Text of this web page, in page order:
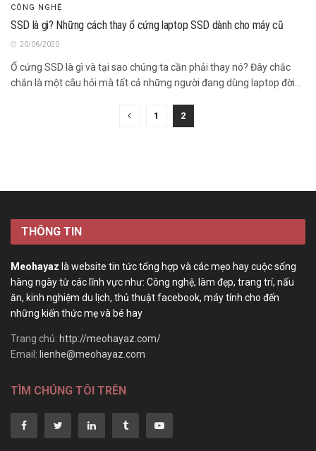
CÔNG NGHỆ
SSD là gì? Những cách thay ổ cứng laptop SSD dành cho máy cũ
20/06/2020
Ổ cứng SSD là gì và tại sao chúng ta cần phải thay nó? Đây chắc
chắn là một câu hỏi mà tất cả những người đang dùng laptop đời...
1 2
THÔNG TIN
Meohayaz là website tin tức tổng hợp và các mẹo hay cuộc sống
hàng ngày từ các lĩnh vực như: Công nghệ, làm đẹp, trang trí, nấu
ăn, kinh nghiệm du lịch, thủ thuật facebook, máy tính cho đến
những kiến thức mẹ và bé hay
Trang chủ: http://meohayaz.com/
Email: lienhe@meohayaz.com
TÌM CHÚNG TÔI TRÊN